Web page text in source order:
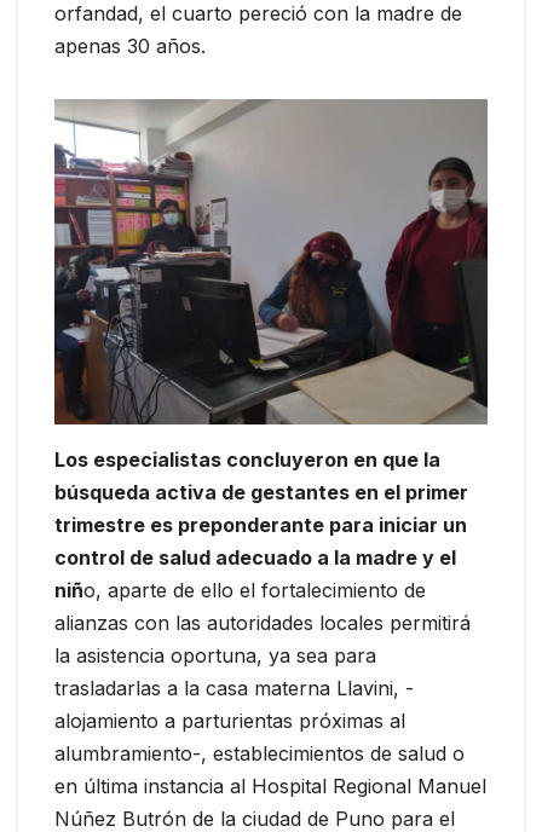
orfandad, el cuarto pereció con la madre de
apenas 30 años.
Los especialistas concluyeron en que la
búsqueda activa de gestantes en el primer
trimestre es preponderante para iniciar un
control de salud adecuado a la madre y el
niño, aparte de ello el fortalecimiento de
alianzas con las autoridades locales permitirá
la asistencia oportuna, ya sea para
trasladarlas a la casa materna Llavini, -
alojamiento a parturientas próximas al
alumbramiento-, establecimientos de salud o
en última instancia al Hospital Regional Manuel
Núñez Butrón de la ciudad de Puno para el